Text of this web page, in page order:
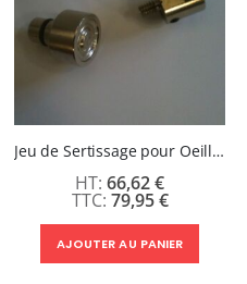
Jeu de Sertissage pour Oeillets
79,95 €
66,62 €
AJOUTER AU PANIER